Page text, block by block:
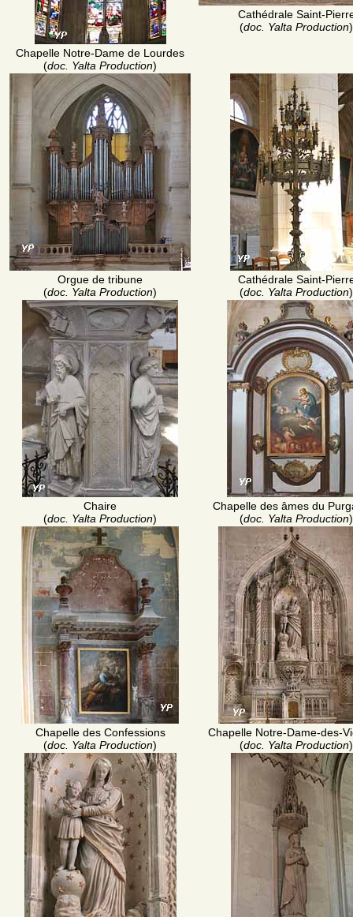
Chapelle Notre-Dame de Lourdes
(doc. Yalta Production)
Cathédrale Saint-
(doc. Yalta Production)
Orgue de tribune
(doc. Yalta Production)
Cathédrale Saint-
(doc. Yalta Production)
Chaire
(doc. Yalta Production)
Chapelle des âmes du
(doc. Yalta Production)
Chapelle des Confessions
(doc. Yalta Production)
Chapelle Notre-Dame-des-
(doc. Yalta Production)